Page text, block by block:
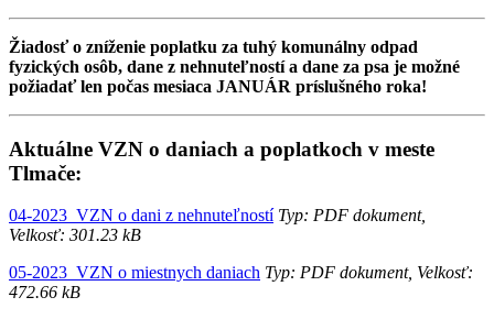
Žiadosť o zníženie poplatku za tuhý komunálny odpad
fyzických osôb, dane z nehnuteľností a dane za psa je možné
požiadať len počas mesiaca JANUÁR príslušného roka!
Aktuálne VZN o daniach a poplatkoch v meste
Tlmače:
04-2023_VZN o dani z nehnuteľnostíTyp: PDF dokument,
Velkosť: 301.23 kB
05-2023_VZN o miestnych daniach Typ: PDF dokument, Velkosť:
472.66 kB